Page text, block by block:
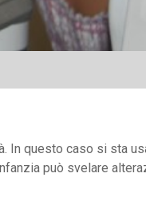
In questo caso si sta
può svelare